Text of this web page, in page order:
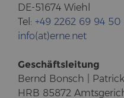
DE-51674 Wiehl
Tel: +49 2262 69 94 50
info(at)erne.net
Ge­schäfts­lei­tung
Bernd Bonsch |
HRB 85872